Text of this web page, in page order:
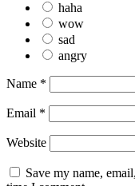
haha
wow
sad
angry
Name *
Email *
Website
Save my name,